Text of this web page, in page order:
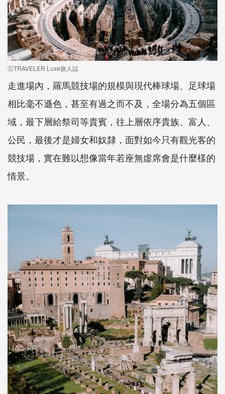
ⓒTRAVELER Luxe旅人誌
走進場內，羅馬競技場的規模與現代棒球場、足球場
相比毫不遜色，甚至有過之而不及，全場分為五個區
域，最下層給祭司等貴賓，往上層依序貴族、富人、
公民，最後才是婦女和奴隸，面對如今只有觀光客的
競技場，實在難以想像當年若座無虛席會是什麼樣的
情景。